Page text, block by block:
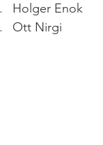
Holger Enok
Ott Nirgi